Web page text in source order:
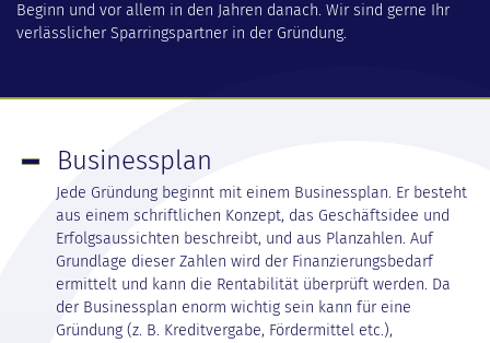
Beginn und vor allem in den Jahren danach. Wir sind gerne Ihr
verlässlicher Sparrings­partner in der Gründung.
Businessplan
Jede Gründung beginnt mit einem Business­plan. Er besteht
aus einem schrift­lichen Konzept, das Geschäfts­idee und
Erfolgsaus­sichten beschreibt, und aus Plan­zahlen. Auf
Grundlage dieser Zahlen wird der Finanzierungs­bedarf
ermittelt und kann die Rentabilität überprüft werden. Da
der Business­plan enorm wichtig sein kann für eine
Gründung (z. B. Kredit­vergabe, Förder­mittel etc.),